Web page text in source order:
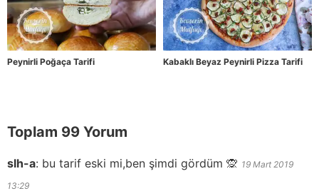
Peynirli Poğaça Tarifi Kabaklı Beyaz Peynirli Pizza Tarifi
Toplam 99 Yorum
slh-a: bu tarif eski mi,ben şimdi gördüm 🙊 19 Mart 2019
13:29